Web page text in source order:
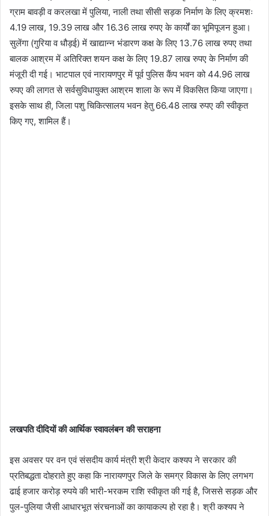
ग्राम बावड़ी व करलखा में पुलिया, नाली तथा सीसी सड़क निर्माण के लिए क्रमशः
4.19 लाख, 19.39 लाख और 16.36 लाख रुपए के कार्यों का भूमिपूजन हुआ। ​
सुलेंगा (गुरिया व धौड़ई) में खाद्यान्न भंडारण कक्ष के लिए 13.76 लाख रुपए तथा
बालक आश्रम में अतिरिक्त शयन कक्ष के लिए 19.87 लाख रुपए के निर्माण की
मंजूरी दी गई। ​भाटपाल एवं नारायणपुर में पूर्व पुलिस कैंप भवन को 44.96 लाख
रुपए की लागत से सर्वसुविधायुक्त आश्रम शाला के रूप में विकसित किया जाएगा।
इसके साथ ही, जिला पशु चिकित्सालय भवन हेतु 66.48 लाख रुपए की स्वीकृत
किए गए, शामिल हैं।
लखपति दीदियों की आर्थिक स्वावलंबन की सराहना
इस अवसर पर वन एवं संसदीय कार्य मंत्री श्री केदार कश्यप ने सरकार की
प्रतिबद्धता दोहराते हुए कहा कि नारायणपुर जिले के समग्र विकास के लिए लगभग
ढाई हजार करोड़ रुपये की भारी-भरकम राशि स्वीकृत की गई है, जिससे सड़क और
पुल-पुलिया जैसी आधारभूत संरचनाओं का कायाकल्प हो रहा है। ​श्री कश्यप ने